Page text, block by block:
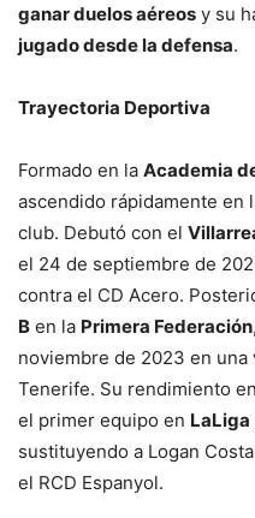
ganar duelos aéreos y su
jugado desde la defensa.
Trayectoria Deportiva
Formado en la Academia
ascendido rápidamente en
club. Debutó con el
el 24 de septiembre de
contra el CD Acero.
B en la Primera Federación
noviembre de 2023 en
Tenerife. Su rendimiento
el primer equipo en LaLiga
sustituyendo a Logan
el RCD Espanyol.